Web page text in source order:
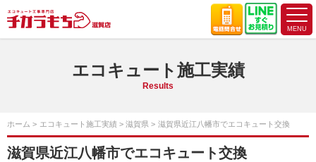
エコキュート施工実績
Results
ホーム エコキュート施工実績 滋賀県 滋賀県近江八幡市でエコキュート交換
滋賀県近江八幡市でエコキュート交換